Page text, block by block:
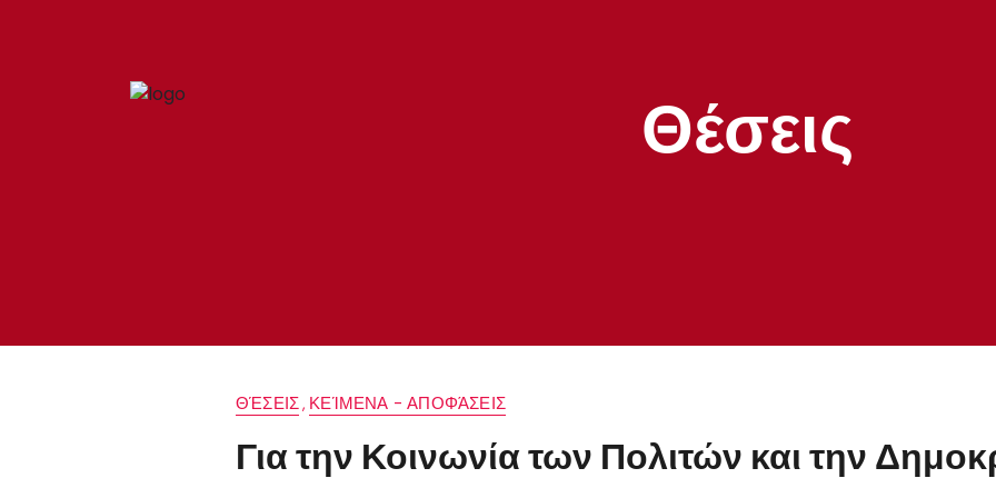
Θέσεις
ΘΈΣΕΙΣ, ΚΕΊΜΕΝΑ - ΑΠΟΦΆΣΕΙΣ
Για την Κοινωνία των Πολιτών και την